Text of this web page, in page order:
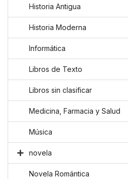
Historia Antigua
Historia Moderna
Informática
Libros de Texto
Libros sin clasificar
Medicina, Farmacia y Salud
Música
novela
Novela Romántica